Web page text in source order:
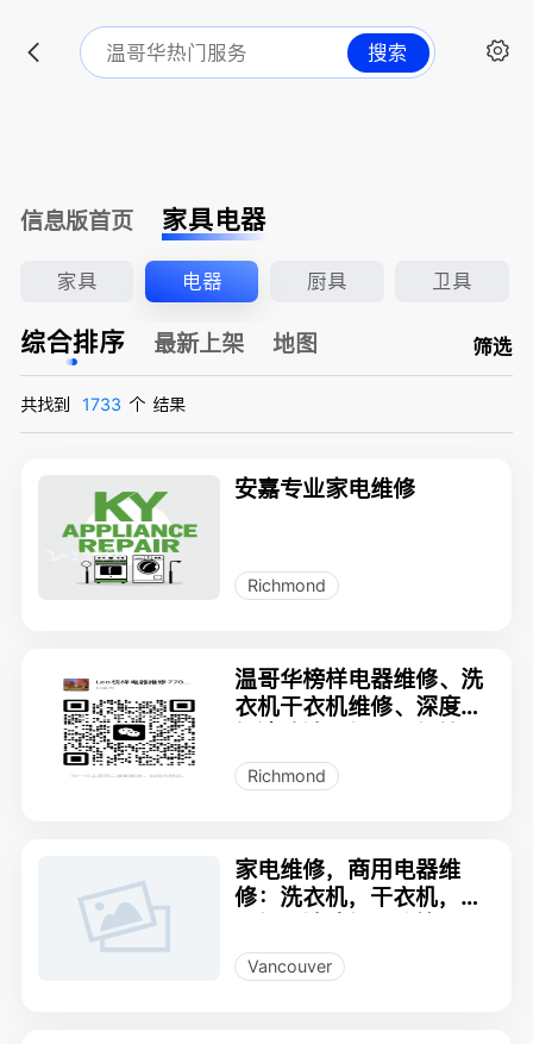
搜索
信息版首页 家具电器
家具 电器 厨具 卫具
综合排序 最新上架 地图 筛选
共找到 1733 个 结果
安嘉专业家电维修
Richmond
温哥华榜样电器维修、洗
衣机干衣机维修、深度拆
道、冰箱维修、电炉头维
修、油烟机安装维修等
Richmond
家电维修，商用电器维
修：洗衣机，干衣机，烘
柜，炉头，烤箱，酒柜，
壁炉
Vancouver